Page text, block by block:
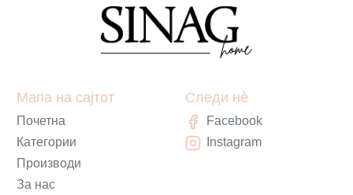
Мапа на сајтот
Почетна
Категории
Производи
За нас
Следи нè
Facebook
Instagram